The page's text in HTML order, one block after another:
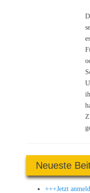
Neueste
+++Jetzt